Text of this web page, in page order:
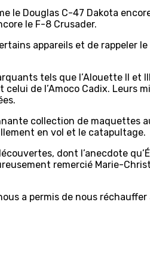
le Douglas C-47 Dakota
le F-8 Crusader.
appareils et de rappeler
tels que l’Alouette II et
de l’Amoco Cadix. Leurs
collection de maquettes
en vol et le catapultage.
dont l’anecdote
remercié Marie-
a permis de nous réchauffer